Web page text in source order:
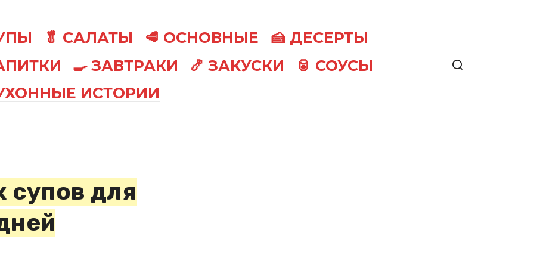
🥬 САЛАТЫ 🥩 ОСНОВНЫЕ
🍰 ДЕСЕРТЫ
🍳 ЗАВТРАКИ 🍤 ЗАКУСКИ
🥫 СОУСЫ
ИСТОРИИ
для